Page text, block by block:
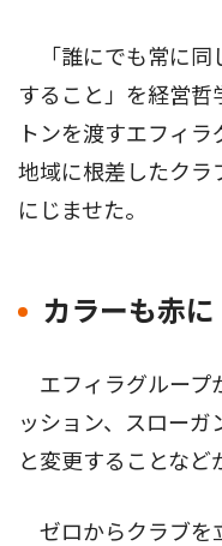
「誰にでも常に同
すること」を経営哲
トンを渡すエフィ
地域に根差したクラ
にじませた。
カラーも赤に
エフィラグループ
ッション、スローガ
と変更することなど
ゼロからクラブを